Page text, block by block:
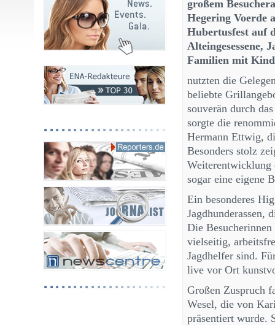
großem
Hegering Voerde
Hubertusfest auf
Alteingesessene,
Familien mit
nutzten die
beliebte
souverän durch
sorgte die
Hermann Ettwig,
Besonders stolz
Weiterentwicklung
sogar eine eigene
Ein besonderes
Jagdhunderassen,
Die
vielseitig,
Jagdhelfer sind.
live vor Ort
Großen Zuspruch
Wesel, die von
präsentiert wurde.